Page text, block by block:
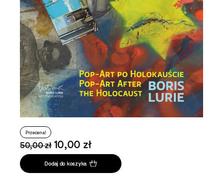
Przecena!
50,00 zł 10,00 zł
Dodaj do koszyka